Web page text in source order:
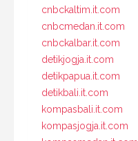
cnbckaltim.it.com
cnbcmedan.it.com
cnbckalbar.it.com
detikjogja.it.com
detikpapua.it.com
detikbali.it.com
kompasbali.it.com
kompasjogja.it.com